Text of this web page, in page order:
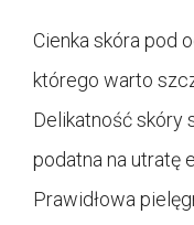
Cienka skóra pod
którego warto
Delikatność skóry
podatna na utratę
Prawidłowa